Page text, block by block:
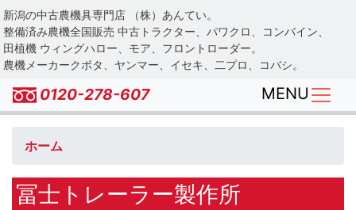
Skip
to
main
content
新潟の中古農機具専門店 （株）あんてい。
整備済み農機全国販売 中古トラクター、パワクロ、コンバイン、
田植機 ウィングハロー、モア、フロントローダー。
農機メーカークボタ、ヤンマー、イセキ、二プロ、コバシ。
0120-278-607 MENU
ホーム
冨士トレーラー製作所